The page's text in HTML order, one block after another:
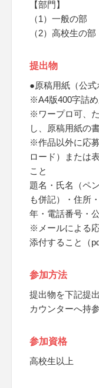
【部門】
（1）一般の部
（2）高校生の部
提出物
●原稿用紙（公式
※A4版400字詰
※ワープロ可、
し、原稿用紙の
※作品以外に応
ロード）または
こと
題名・氏名（ペ
も併記）・住所
年・電話番号・
※メールによる
添付すること（
参加方法
提出物を下記提
カウンターへ持
参加資格
高校生以上